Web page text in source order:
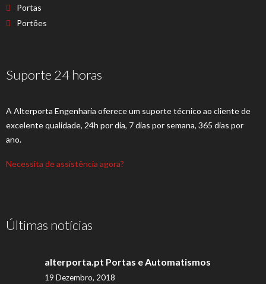
Portas
Portões
Suporte 24 horas
A Alterporta Engenharia oferece um suporte técnico ao cliente de
excelente qualidade, 24h por dia, 7 dias por semana, 365 dias por
ano.
Necessita de assistência agora?
Últimas notícias
alterporta.pt Portas e Automatismos
19 Dezembro, 2018